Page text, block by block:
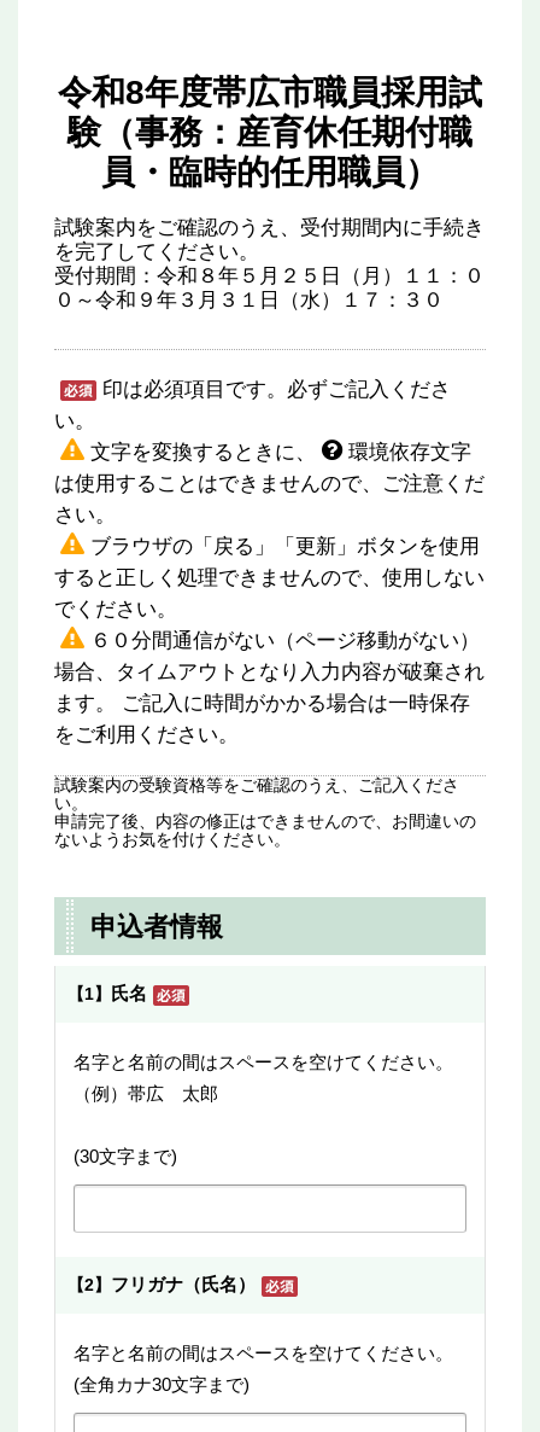
令和8年度帯広市職員採用試
験（事務：産育休任期付職
員・臨時的任用職員）
試験案内をご確認のうえ、受付期間内に手続き
を完了してください。
受付期間：令和８年５月２５日（月）１１：０
０～令和９年３月３１日（水）１７：３０
印は必須項目です。必ずご記入くださ
い。
文字を変換するときに、
環境依存文字
は使用することはできませんので、ご注意くだ
さい。
ブラウザの「戻る」「更新」ボタンを使用
すると正しく処理できませんので、使用しない
でください。
６０分間通信がない（ページ移動がない）
場合、タイムアウトとなり入力内容が破棄され
ます。 ご記入に時間がかかる場合は一時保存
をご利用ください。
試験案内の受験資格等をご確認のうえ、ご記入くださ
い。
申請完了後、内容の修正はできませんので、お間違いの
ないようお気を付けください。
申込者情報
【1】 氏名
名字と名前の間はスペースを空けてください。
（例）帯広 太郎
(30文字まで)
【2】 フリガナ（氏名）
名字と名前の間はスペースを空けてください。
(全角カナ30文字まで)